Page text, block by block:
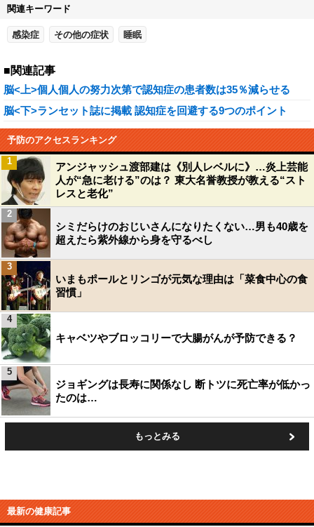
関連キーワード
感染症 その他の症状 睡眠
■関連記事
脳<上>個人個人の努力次第で認知症の患者数は35％減らせる
脳<下>ランセット誌に掲載 認知症を回避する9つのポイント
予防のアクセスランキング
アンジャッシュ渡部建は《別人レベルに》…炎上芸能
人が“急に老ける”のは？ 東大名誉教授が教える“スト
レスと老化”
1
シミだらけのおじいさんになりたくない…男も40歳を
超えたら紫外線から身を守るべし
2
いまもポールとリンゴが元気な理由は「菜食中心の食
習慣」
3
キャベツやブロッコリーで大腸がんが予防できる？
4
ジョギングは長寿に関係なし 断トツに死亡率が低かっ
たのは…
5
もっとみる
最新の健康記事